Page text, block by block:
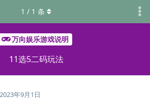
万向娱乐游戏说明
11选5二码玩法
1 / 1 条
2023年9月1日